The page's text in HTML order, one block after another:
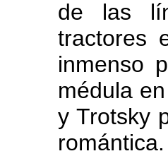
de las
tractores
inmenso
médula
y Trotsky
romántica.